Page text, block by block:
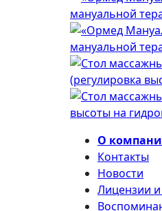
мануальной
мануальной
(регулировка
высоты на
О
Контакты
Новости
Лицензии